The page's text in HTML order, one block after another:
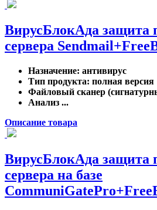
ВирусБлокАда защита
сервера
Назначение: антивирус
Тип продукта: полная версия
Файловый сканер
Анализ ...
Описание товара
ВирусБлокАда защита
сервера на базе